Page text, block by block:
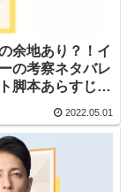
余地あり？！イ
の考察ネタバレ
脚本あらすじ伏
2022.05.01